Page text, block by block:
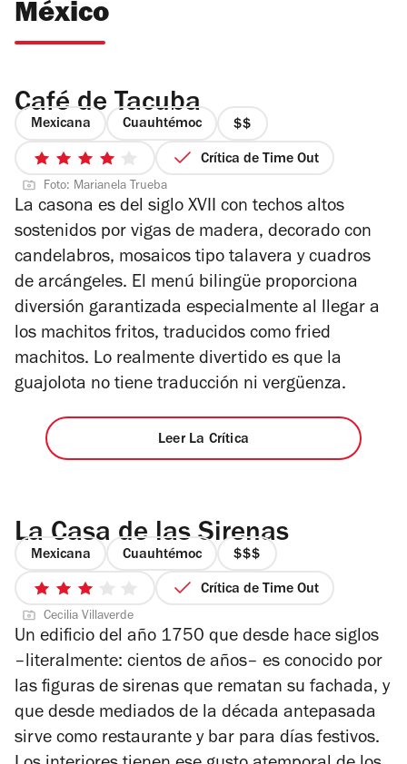
México
Café de Tacuba
Mexicana Cuauhtémoc
precio
2
4
4
de
5
estrellas
Crítica de Time Out
Foto: Marianela Trueba
La casona es del siglo XVII con techos altos
sostenidos por vigas de madera, decorado con
candelabros, mosaicos tipo talavera y cuadros
de arcángeles. El menú bilingüe proporciona
diversión garantizada especialmente al llegar a
los machitos fritos, traducidos como fried
machitos. Lo realmente divertido es que la
guajolota no tiene traducción ni vergüenza.
Leer La Crítica
La Casa de las Sirenas
Mexicana Cuauhtémoc
precio
3
4
3
de
5
estrellas
Crítica de Time Out
Cecilia Villaverde
Un edificio del año 1750 que desde hace siglos
–literalmente: cientos de años– es conocido por
las figuras de sirenas que rematan su fachada, y
que desde mediados de la década antepasada
sirve como restaurante y bar para días festivos.